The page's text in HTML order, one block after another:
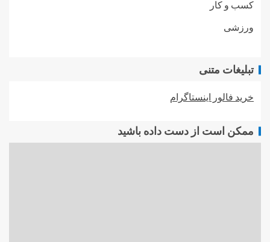
کسب و کار
ورزشی
تبلیغات متنی
خرید فالور اینستاگرام
ممکن است از دست داده باشید